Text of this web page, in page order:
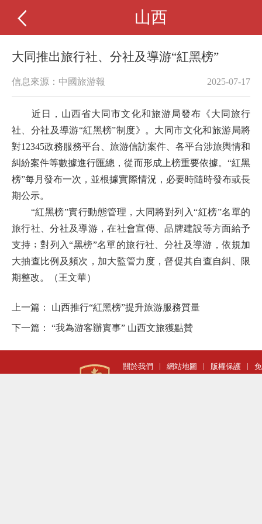
山西
大同推出旅行社、分社及導游“紅黑榜”
信息來源：中國旅游報 2025-07-17
近日，山西省大同市文化和旅游局發布《大同旅行
社、分社及導游“紅黑榜”制度》。大同市文化和旅游局將
對12345政務服務平台、旅游信訪案件、各平台涉旅輿情和
糾紛案件等數據進行匯總，從而形成上榜重要依據。“紅黑
榜”每月發布一次，並根據實際情況，必要時隨時發布或長
期公示。
“紅黑榜”實行動態管理，大同將對列入“紅榜”名單的
旅行社、分社及導游，在社會宣傳、品牌建設等方面給予
支持﹔對列入“黑榜”名單的旅行社、分社及導游，依規加
大抽查比例及頻次，加大監管力度，督促其自查自糾、限
期整改。（王文華）
上一篇： 山西推行“紅黑榜”提升旅游服務質量
下一篇： “我為游客辦實事” 山西文旅獲點贊